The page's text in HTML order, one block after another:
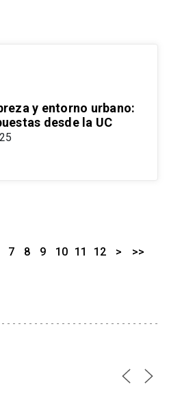
y entorno urbano:
desde la UC
7 8 9 10 11 12 > >>